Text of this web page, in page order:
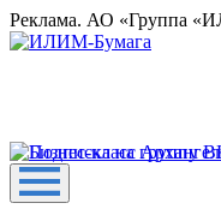
Реклама. АО «Группа